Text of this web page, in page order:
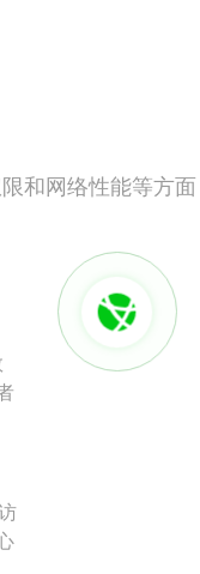
和网络性能等方面